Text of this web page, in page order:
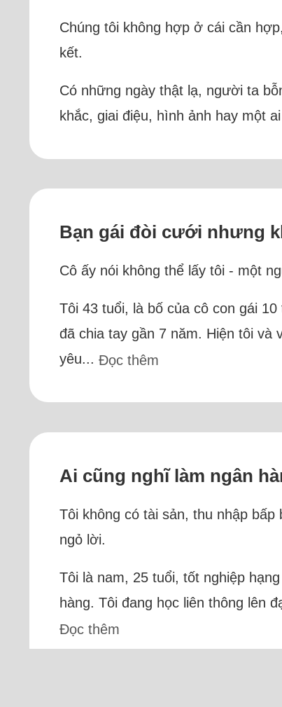
Chúng tôi không hợp ở cái cần
kết.
Có những ngày thật lạ, người ta
khắc, giai điệu, hình ảnh hay một
Bạn gái đòi cưới nhưng
Cô ấy nói không thể lấy tôi - một
Tôi 43 tuổi, là bố của cô con gái
đã chia tay gần 7 năm. Hiện tôi
yêu... Đọc thêm
Ai cũng nghĩ làm ngân
Tôi không có tài sản, thu nhập
ngỏ lời.
Tôi là nam, 25 tuổi, tốt nghiệp
hàng. Tôi đang học liên thông lên
Đọc thêm